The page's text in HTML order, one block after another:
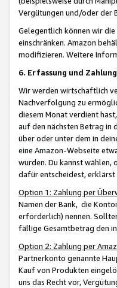
Vergütungen und/oder der
Gelegentlich können wir
einschränken. Amazon
modifizieren. Weitere
6. Erfassung und
Wir werden wirtschaftlich
Nachverfolgung zu
diesem Monat verdient
auf den nächsten Betrag in
über oder unter dem in
eine Amazon-Webseite
wurden. Du kannst wählen,
dafür entscheidest,
Option 1: Zahlung per
Namen der Bank, die
erforderlich) nennen.
fällige Gesamtbetrag den
Option 2: Zahlung per
Partnerkonto genannte
Kauf von Produkten
uns das Recht vor,